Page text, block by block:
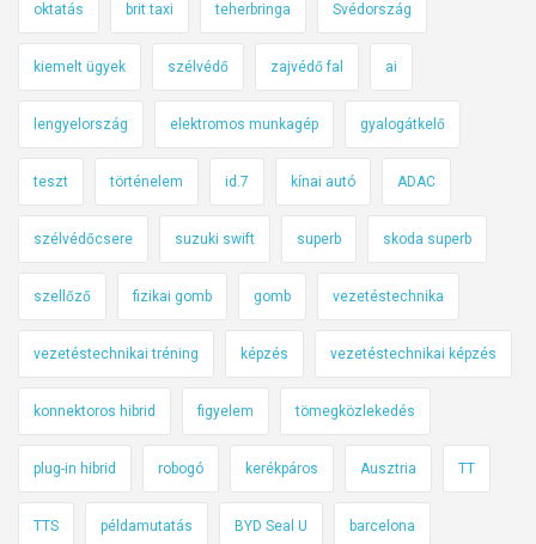
oktatás brit taxi teherbringa Svédország
kiemelt ügyek szélvédő zajvédő fal ai
lengyelország elektromos munkagép gyalogátkelő
teszt történelem id.7 kínai autó ADAC
szélvédőcsere suzuki swift superb skoda superb
szellőző fizikai gomb gomb vezetéstechnika
vezetéstechnikai tréning képzés vezetéstechnikai képzés
konnektoros hibrid figyelem tömegközlekedés
plug-in hibrid robogó kerékpáros Ausztria TT
TTS példamutatás BYD Seal U barcelona